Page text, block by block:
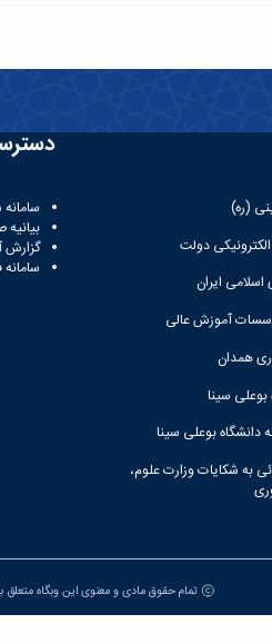
(ره)
دولت
ایران
آموزش عالی
همدان
بوعلی سینا
دانشگاه بوعلی سینا
به شکایات وزارت علوم،
بیانیه
تمام حقوق مادی و معنوی این وبگاه